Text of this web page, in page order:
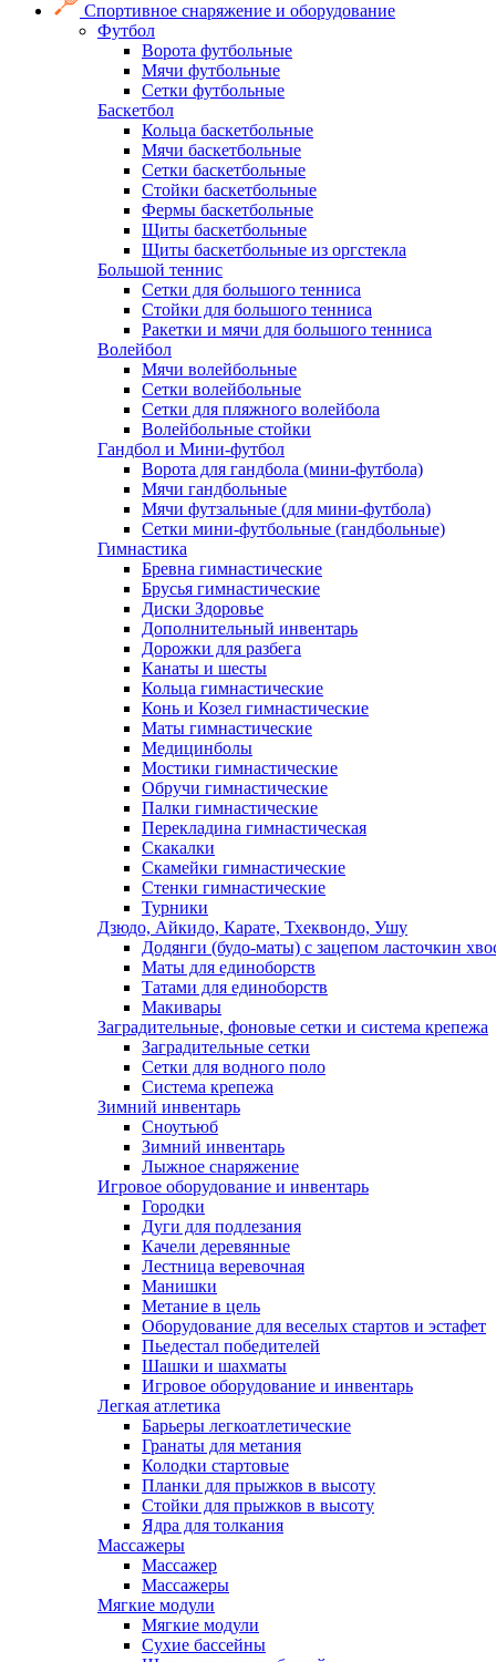
Спортивное снаряжение и оборудование
Футбол
Ворота футбольные
Мячи футбольные
Сетки футбольные
Баскетбол
Кольца баскетбольные
Мячи баскетбольные
Сетки баскетбольные
Стойки баскетбольные
Фермы баскетбольные
Щиты баскетбольные
Щиты баскетбольные из оргстекла
Большой теннис
Сетки для большого тенниса
Стойки для большого тенниса
Ракетки и мячи для большого тенниса
Волейбол
Мячи волейбольные
Сетки волейбольные
Сетки для пляжного волейбола
Волейбольные стойки
Гандбол и Мини-футбол
Ворота для гандбола (мини-футбола)
Мячи гандбольные
Мячи футзальные (для мини-футбола)
Сетки мини-футбольные (гандбольные)
Гимнастика
Бревна гимнастические
Брусья гимнастические
Диски Здоровье
Дополнительный инвентарь
Дорожки для разбега
Канаты и шесты
Кольца гимнастические
Конь и Козел гимнастические
Маты гимнастические
Медицинболы
Мостики гимнастические
Обручи гимнастические
Палки гимнастические
Перекладина гимнастическая
Скакалки
Скамейки гимнастические
Стенки гимнастические
Турники
Дзюдо, Айкидо, Карате, Тхеквондо, Ушу
Додянги (будо-маты) с зацепом ласточкин
Маты для единоборств
Татами для единоборств
Макивары
Заградительные, фоновые сетки и система крепежа
Заградительные сетки
Сетки для водного поло
Система крепежа
Зимний инвентарь
Сноутьюб
Зимний инвентарь
Лыжное снаряжение
Игровое оборудование и инвентарь
Городки
Дуги для подлезания
Качели деревянные
Лестница веревочная
Манишки
Метание в цель
Оборудование для веселых стартов и эстафет
Пьедестал победителей
Шашки и шахматы
Игровое оборудование и инвентарь
Легкая атлетика
Барьеры легкоатлетические
Гранаты для метания
Колодки стартовые
Планки для прыжков в высоту
Стойки для прыжков в высоту
Ядра для толкания
Массажеры
Массажер
Массажеры
Мягкие модули
Мягкие модули
Сухие бассейны